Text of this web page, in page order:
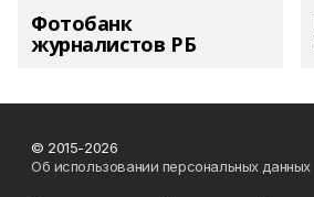
Фотобанк
журналистов РБ
© 2015-2026
Об использовании персональных данных